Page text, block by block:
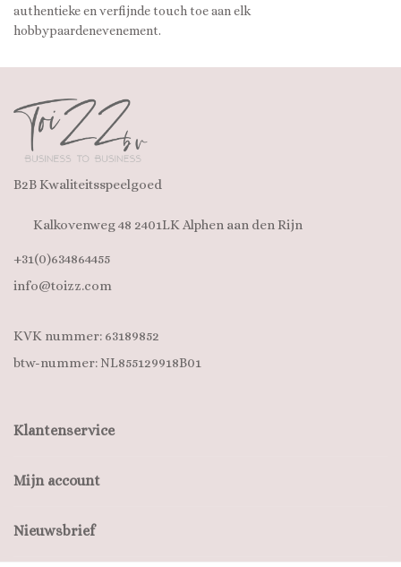
authentieke en verfijnde touch toe aan elk
hobbypaardenevenement.
B2B Kwaliteitsspeelgoed
Kalkovenweg 48 2401LK Alphen aan den Rijn
+31(0)634864455
info@toizz.com
KVK nummer: 63189852
btw-nummer: NL855129918B01
Klantenservice
Mijn account
Nieuwsbrief